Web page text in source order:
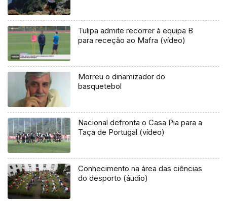
Tulipa admite recorrer à equipa B
para receção ao Mafra (vídeo)
Morreu o dinamizador do
basquetebol
Nacional defronta o Casa Pia para a
Taça de Portugal (vídeo)
Conhecimento na área das ciências
do desporto (áudio)